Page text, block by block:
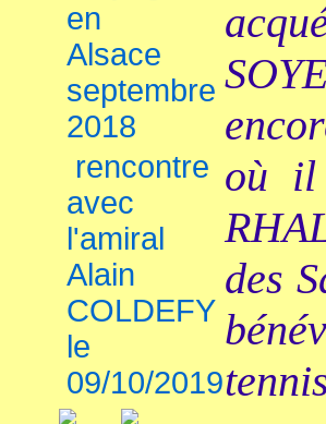
en
Alsace
septembre
2018
rencontre
avec
l'amiral
Alain
COLDEFY
le
09/10/2019
où il
des